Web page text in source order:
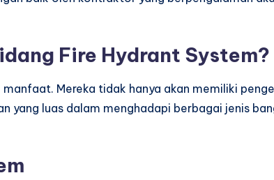
Fire Hydrant System?
Mereka tidak hanya akan memiliki
luas dalam menghadapi berbagai jenis